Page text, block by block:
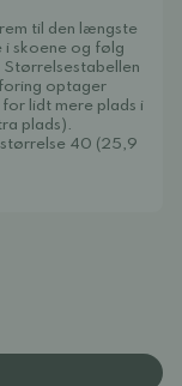
til den længste
i skoene og følg
optager
lidt mere plads i
plads).
40 (25,9